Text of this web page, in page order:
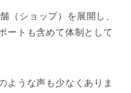
（ショップ）を展開し、
ートも含めて体制として
ような声も少なくありま